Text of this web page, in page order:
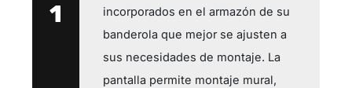
1
incorporados en el armazón de su
banderola que mejor se ajusten a
sus necesidades de montaje. La
pantalla permite montaje mural,